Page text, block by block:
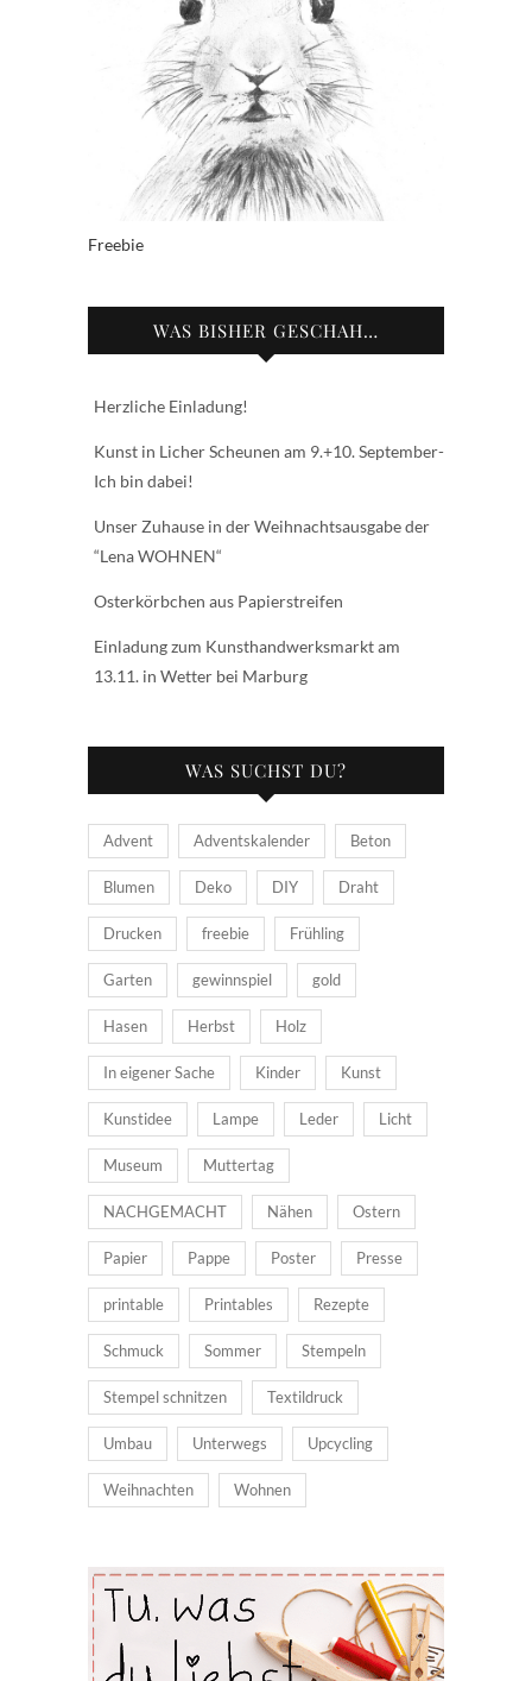
Freebie
WAS BISHER GESCHAH…
Herzliche Einladung!
Kunst in Licher Scheunen am 9.+10. September-
Ich bin dabei!
Unser Zuhause in der Weihnachtsausgabe der
“Lena WOHNEN“
Osterkörbchen aus Papierstreifen
Einladung zum Kunsthandwerksmarkt am
13.11. in Wetter bei Marburg
WAS SUCHST DU?
Advent Adventskalender Beton
Blumen Deko DIY Draht
Drucken freebie Frühling
Garten gewinnspiel gold
Hasen Herbst Holz
In eigener Sache Kinder Kunst
Kunstidee Lampe Leder Licht
Museum Muttertag
NACHGEMACHT Nähen Ostern
Papier Pappe Poster Presse
printable Printables Rezepte
Schmuck Sommer Stempeln
Stempel schnitzen Textildruck
Umbau Unterwegs Upcycling
Weihnachten Wohnen